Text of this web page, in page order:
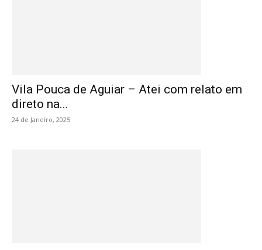
Vila Pouca de Aguiar – Atei com relato em
direto na...
24 de Janeiro, 2025